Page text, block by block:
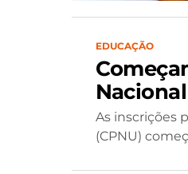
EDUCAÇÃO
As inscrições
(CPNU)